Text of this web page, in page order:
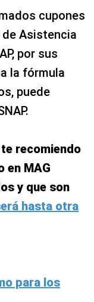
cupones
Asistencia
por sus
la fórmula
puede
recomiendo
en MAG
y que son
hasta otra
para los